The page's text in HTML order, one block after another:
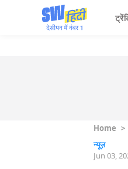
Home >
न्यूज़
Jun 03,